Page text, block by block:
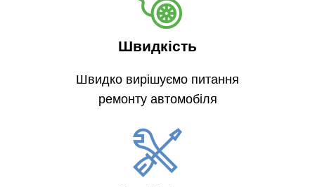
Швидкість
Швидко вирішуємо питання
ремонту автомобіля